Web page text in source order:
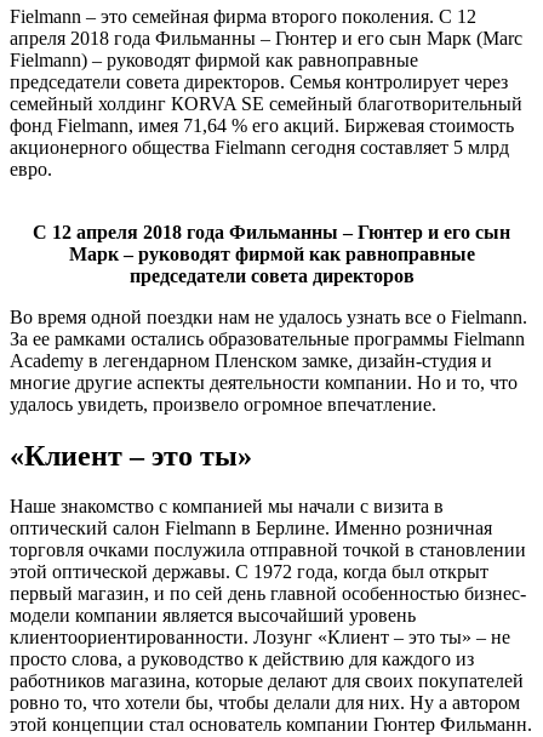
Fielmann – это семейная фирма второго поколения. С 12
апреля 2018 года Фильманны – Гюнтер и его сын Марк (Marc
Fielmann) – руководят фирмой как равноправные
председатели совета директоров. Семья контролирует через
семейный холдинг КORVA SE семейный благотворительный
фонд Fielmann, имея 71,64 % его акций. Биржевая стоимость
акционерного общества Fielmann сегодня составляет 5 млрд
евро.
С 12 апреля 2018 года Фильманны – Гюнтер и его сын
Марк – руководят фирмой как равноправные
председатели совета директоров
Во время одной поездки нам не удалось узнать все о Fielmann.
За ее рамками остались образовательные программы Fielmann
Academy в легендарном Пленском замке, дизайн-студия и
многие другие аспекты деятельности компании. Но и то, что
удалось увидеть, произвело огромное впечатление.
«Клиент – это ты»
Наше знакомство с компанией мы начали с визита в
оптический салон Fielmann в Берлине. Именно розничная
торговля очками послужила отправной точкой в становлении
этой оптической державы. С 1972 года, когда был открыт
первый магазин, и по сей день главной особенностью бизнес-
модели компании является высочайший уровень
клиентоориентированности. Лозунг «Клиент – это ты» – не
просто слова, а руководство к действию для каждого из
работников магазина, которые делают для своих покупателей
ровно то, что хотели бы, чтобы делали для них. Ну а автором
этой концепции стал основатель компании Гюнтер Фильманн.